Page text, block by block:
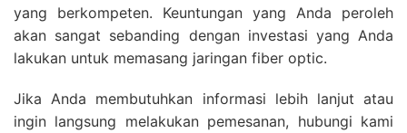
yang berkompeten. Keuntungan yang Anda peroleh
akan sangat sebanding dengan investasi yang Anda
lakukan untuk memasang jaringan fiber optic.
Jika Anda membutuhkan informasi lebih lanjut atau
ingin langsung melakukan pemesanan, hubungi kami